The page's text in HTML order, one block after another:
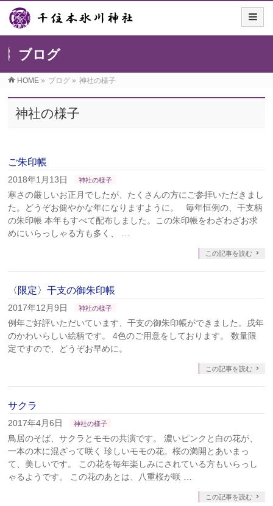
ブログ
HOME » ブログ » 神社の様子
神社の様子
ご朱印帳
2018年1月13日 神社の様子
寒さの厳しいお正月でしたが、たくさんの方にご参拝いただきまし
た。どうぞお健やかな年になりますように。 毎年恒例の、干支柄
の朱印帳 本年もすべて配布しました。この朱印帳をわざわざお求
めにいらっしゃる方も多く、 …
この記事を読む
〈限定〉干支の御朱印帳
2017年12月9日 神社の様子
例年ご好評いただいています、干支の御朱印帳ができました。戌年
のかわいらしい絵柄です。 4色のご用意をしております。 数量限
定ですので、どうぞお早めに。
この記事を読む
サクラ
2017年4月6日 神社の様子
鳥居のそば、サクラとモモの共演です。 濃いピンクと白の花が、
一本の木に混ざって咲く 珍しいモモの花。桜の満開とあいまっ
て、美しいです。 この花を毎年楽しみにされている方もいらっし
ゃるようです。 この花のあとは、八重桜が咲 …
この記事を読む